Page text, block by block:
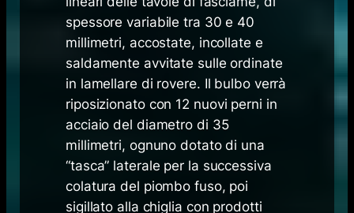
spessore variabile tra 30 e 40
millimetri, accostate, incollate e
saldamente avvitate sulle ordinate
in lamellare di rovere. Il bulbo verrà
riposizionato con 12 nuovi perni in
acciaio del diametro di 35
millimetri, ognuno dotato di una
“tasca” laterale per la successiva
colatura del piombo fuso, poi
sigillato alla chiglia con prodotti